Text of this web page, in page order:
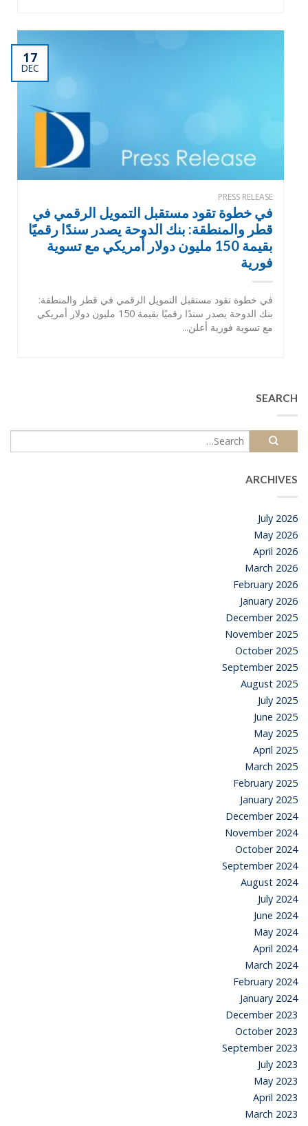
17
DEC
PRESS RELEASE
في خطوة تقود مستقبل التمويل الرقمي في
قطر والمنطقة: بنك الدوحة يصدر سندًا رقميًا
بقيمة 150 مليون دولار أمريكي مع تسوية
فورية
في خطوة تقود مستقبل التمويل الرقمي في قطر والمنطقة:
بنك الدوحة يصدر سندًا رقميًا بقيمة 150 مليون دولار أمريكي
مع تسوية فورية أعلن...
SEARCH
ARCHIVES
July 2026
May 2026
April 2026
March 2026
February 2026
January 2026
December 2025
November 2025
October 2025
September 2025
August 2025
July 2025
June 2025
May 2025
April 2025
March 2025
February 2025
January 2025
December 2024
November 2024
October 2024
September 2024
August 2024
July 2024
June 2024
May 2024
April 2024
March 2024
February 2024
January 2024
December 2023
October 2023
September 2023
July 2023
May 2023
April 2023
March 2023